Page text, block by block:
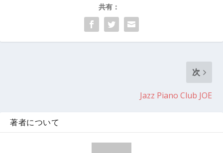
共有：
次
Jazz Piano Club JOE
著者について